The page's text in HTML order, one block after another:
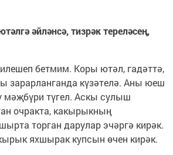
әйләнсә, тизрәк тереләсең,
бетмим. Коры ютәл, гадәттә,
зарарланганда күзәтелә. Аны юеш
мәҗбүри түгел. Аскы сулыш
очракта, какырыкның
торган дарулар эчәргә кирәк.
яхшырак купсын өчен кирәк.